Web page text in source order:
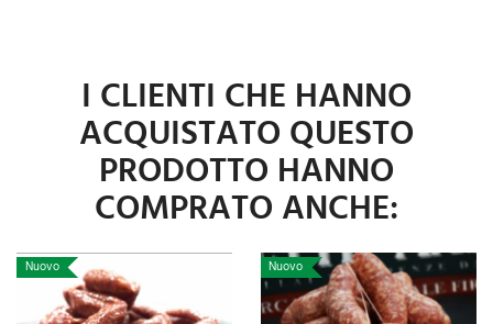
I CLIENTI CHE HANNO
ACQUISTATO QUESTO
PRODOTTO HANNO
COMPRATO ANCHE:
Nuovo Nuovo